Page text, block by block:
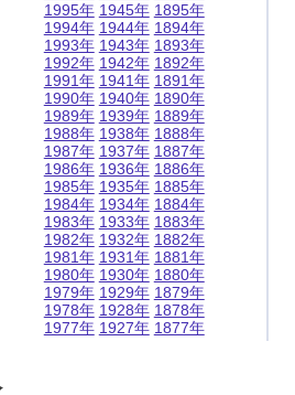
1995年
1994年
1993年
1992年
1991年
1990年
1989年
1988年
1987年
1986年
1985年
1984年
1983年
1982年
1981年
1980年
1979年
1978年
1977年
1945年
1944年
1943年
1942年
1941年
1940年
1939年
1938年
1937年
1936年
1935年
1934年
1933年
1932年
1931年
1930年
1929年
1928年
1927年
1895年
1894年
1893年
1892年
1891年
1890年
1889年
1888年
1887年
1886年
1885年
1884年
1883年
1882年
1881年
1880年
1879年
1878年
1877年